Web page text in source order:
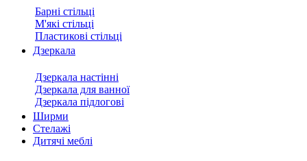
Барні стільці
М'які стільці
Пластикові стільці
Дзеркала
Дзеркала настінні
Дзеркала для ванної
Дзеркала підлогові
Ширми
Стелажі
Дитячі меблі